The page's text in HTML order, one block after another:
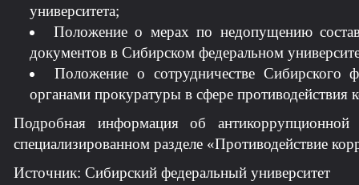
университета;
Положение о мерах по недопущению
документов в Сибирском федеральном
Положение о сотрудничестве Сибирского
органами прокуратуры в сфере противодействия
Подробная информация об антикоррупционной
специализированном разделе «Противодействие
Источник: Сибирский федеральный университет